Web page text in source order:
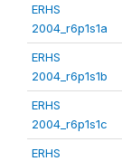
ERHS
2004_r6p1s1a
ERHS
2004_r6p1s1b
ERHS
2004_r6p1s1c
ERHS